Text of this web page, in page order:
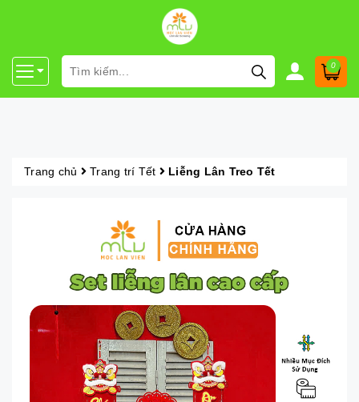
0
Trang chủ Trang trí Tết Liễng Lân Treo Tết